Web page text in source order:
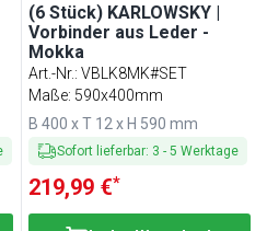
(6 Stück) KARLOWSKY |
Vorbinder aus Leder -
Mokka
Art.-Nr.:VBLK8MK#SET
Maße: 590x400mm
B 400 x T 12 x H 590 mm
Sofort lieferbar: 3 -5 Werktage
219,99 €*